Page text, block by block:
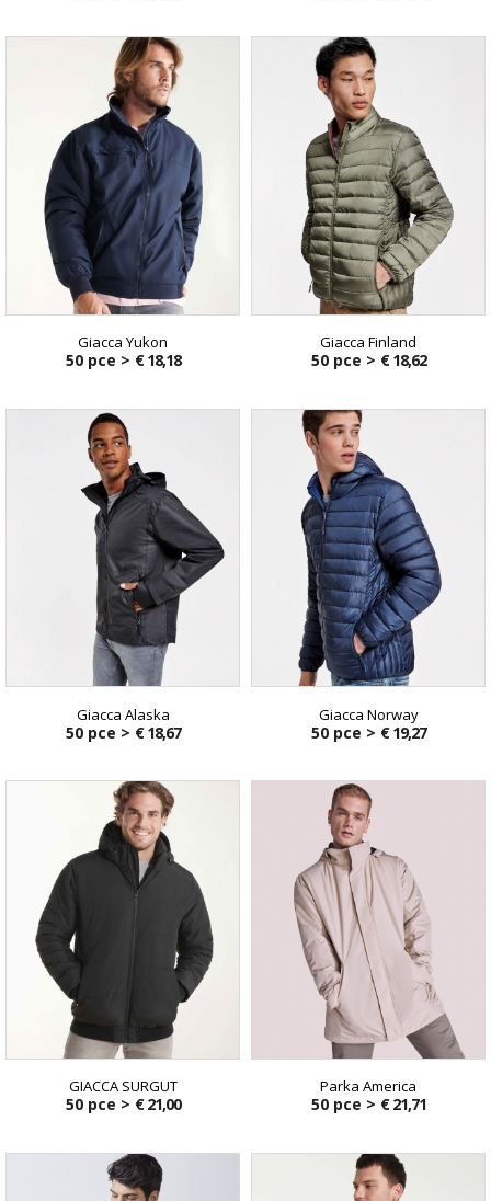
Giacca Yukon
50 pce > € 18,18
Giacca Finland
50 pce > € 18,62
Giacca Alaska
50 pce > € 18,67
Giacca Norway
50 pce > € 19,27
GIACCA SURGUT
50 pce > € 21,00
Parka America
50 pce > € 21,71